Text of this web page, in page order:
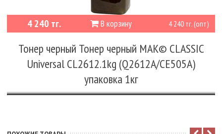
В корзину
4 240 тг. 4 240 тг. (опт)
Тонер черный Тонер черный MAK© CLASSIC
Universal CL2612.1kg (Q2612A/CE505A)
упаковка 1кг